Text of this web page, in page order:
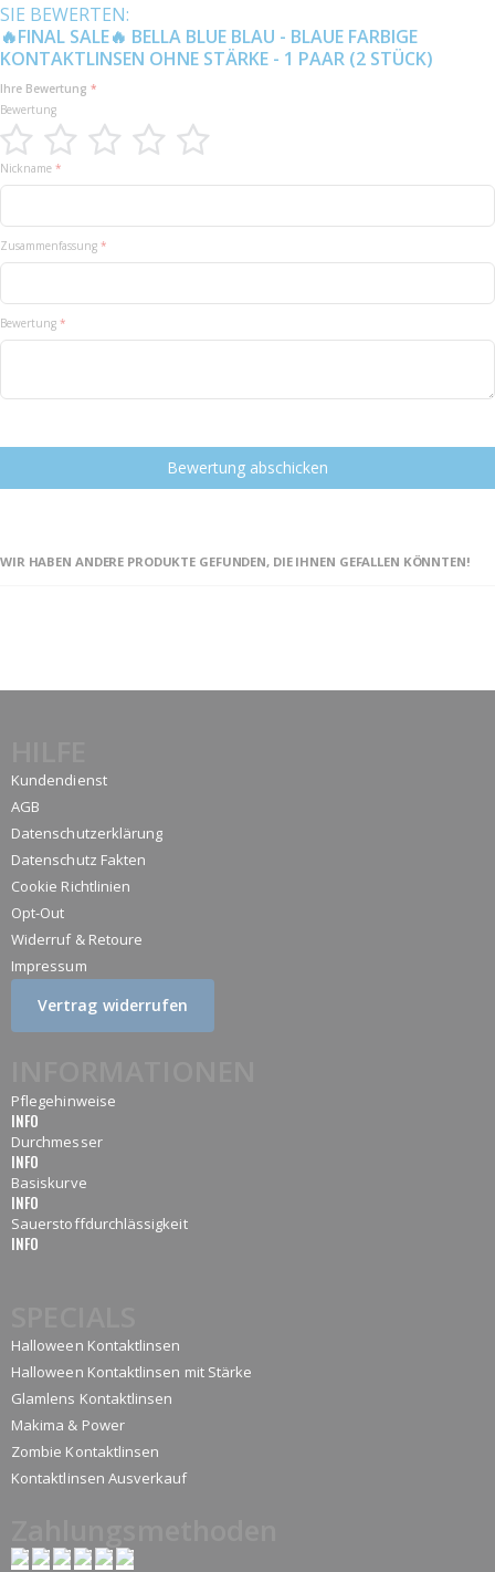
SIE BEWERTEN:
🔥FINAL SALE🔥 BELLA BLUE BLAU - BLAUE FARBIGE
KONTAKTLINSEN OHNE STÄRKE - 1 PAAR (2 STÜCK)
Ihre Bewertung
Bewertung
1
2
3
4
5Nickname
Zusammenfassung
Bewertung
Bewertung abschicken
WIR HABEN ANDERE PRODUKTE GEFUNDEN, DIE IHNEN GEFALLEN KÖNNTEN!
Kundendienst
AGB
Datenschutzerklärung
Datenschutz Fakten
Cookie Richtlinien
Opt-Out
Widerruf & Retoure
Impressum
Vertrag widerrufen
Pflegehinweise
INFO
Durchmesser
INFO
Basiskurve
INFO
Sauerstoffdurchlässigkeit
INFO
Halloween Kontaktlinsen
Halloween Kontaktlinsen mit Stärke
Glamlens Kontaktlinsen
Makima & Power
Zombie Kontaktlinsen
Kontaktlinsen Ausverkauf